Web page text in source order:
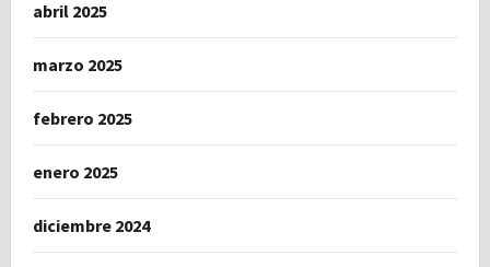
abril 2025
marzo 2025
febrero 2025
enero 2025
diciembre 2024